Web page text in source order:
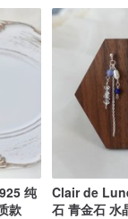
纯
款
Clair de
石 青金石 水